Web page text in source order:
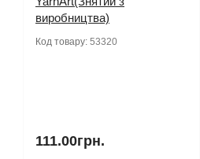
виробництва)
Код товару: 53320
111.00грн.